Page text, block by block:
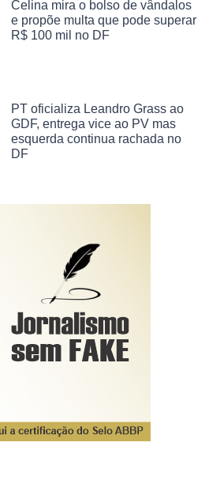
Celina mira o bolso de vândalos
e propõe multa que pode superar
R$ 100 mil no DF
PT oficializa Leandro Grass ao
GDF, entrega vice ao PV mas
esquerda continua rachada no
DF